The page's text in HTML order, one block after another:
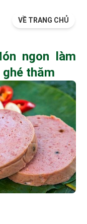
VỀ TRANG CHỦ
ngon làm
thăm